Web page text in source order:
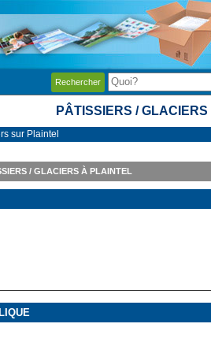
Rechercher
PÂTISSIERS /
sur Plaintel
/ GLACIERS À PLAINTEL